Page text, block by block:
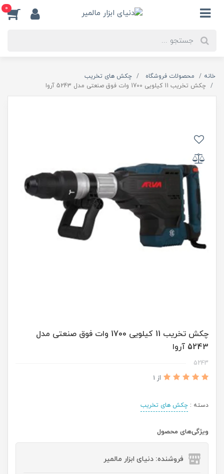
0
خانه محصولات فروشگاه
چکش های تخریب
چکش تخریب 11 کیلویی 1700 وات فوق صنعتی مدل 5243 آروا
چکش تخریب 11 کیلویی 1700 وات فوق صنعتی مدل
5243 آروا
5243
از 1
دسته : چکش های تخریب
ویژگی‌های محصول
فروشنده: دنیای ابزار مالمیر